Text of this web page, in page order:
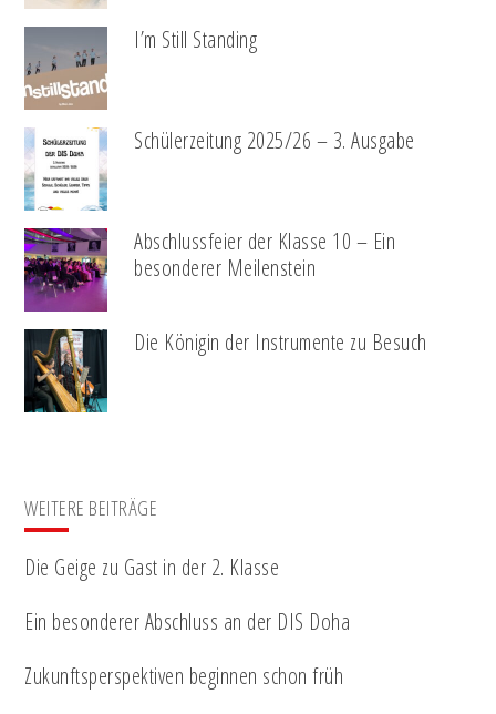
I’m Still Standing
Schülerzeitung 2025/26 – 3. Ausgabe
Abschlussfeier der Klasse 10 – Ein
besonderer Meilenstein
Die Königin der Instrumente zu Besuch
WEITERE BEITRÄGE
Die Geige zu Gast in der 2. Klasse
Ein besonderer Abschluss an der DIS Doha
Zukunftsperspektiven beginnen schon früh